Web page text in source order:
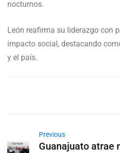
nocturnos.
León reafirma su liderazgo con
impacto social, destacando
y el país.
Previous
Guanajuato atrae